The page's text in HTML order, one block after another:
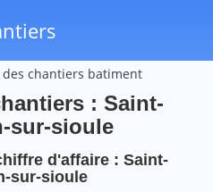
chantiers batiment
: Saint-
sur-sioule
d'affaire : Saint-
sur-sioule